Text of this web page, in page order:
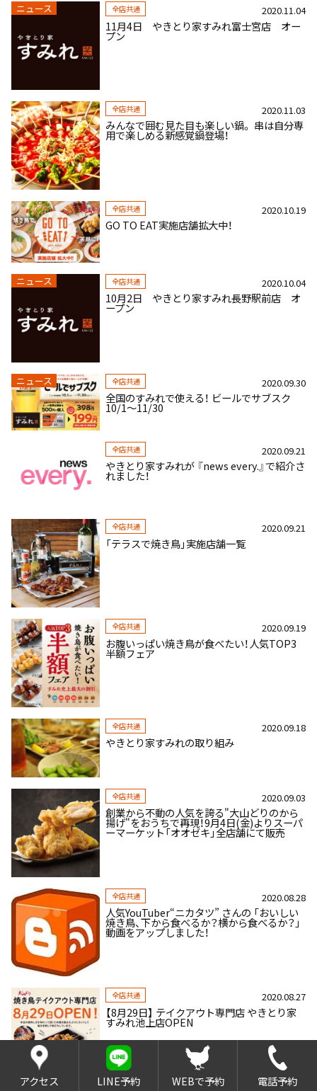
ニュース 全店共通 2020.11.04
11月4日 やきとり家すみれ富士宮店 オー
プン
全店共通 2020.11.03
みんなで囲む見た目も楽しい鍋。 串は自分専
用で楽しめる新感覚鍋登場！
全店共通 2020.10.19
GO TO EAT実施店舗拡大中！
ニュース 全店共通 2020.10.04
10月2日 やきとり家すみれ長野駅前店 オ
ープン
ニュース 全店共通 2020.09.30
全国のすみれで使える！ ビールでサブスク
10/1～11/30
全店共通 2020.09.21
やきとり家すみれが 『news every.』で紹介さ
れました！
全店共通 2020.09.21
「テラスで焼き鳥」実施店舗一覧
全店共通 2020.09.19
お腹いっぱい焼き鳥が食べたい！人気TOP3
半額フェア
全店共通 2020.09.18
やきとり家すみれの取り組み
全店共通 2020.09.03
創業から不動の人気を誇る"大山どりのから
揚げ"をおうちで再現！9月4日(金)よりスーパ
ーマーケット「オオゼキ」全店舗にて販売
全店共通 2020.08.28
人気YouTuber“ニカタツ” さんの 「おいしい
焼き鳥、下から食べるか？横から食べるか？」
動画をアップしました！
全店共通 2020.08.27
【8月29日】 テイクアウト専門店 やきとり家
すみれ池上店OPEN
アクセス LINE予約 WEBで予約 電話予約